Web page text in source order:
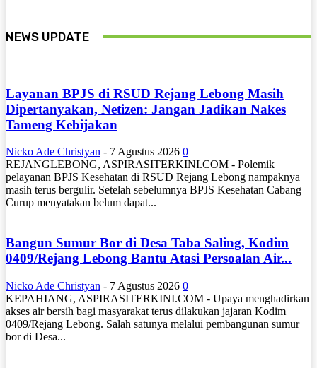
NEWS UPDATE
Layanan BPJS di RSUD Rejang Lebong Masih
Dipertanyakan, Netizen: Jangan Jadikan Nakes
Tameng Kebijakan
Nicko Ade Christyan - 7 Agustus 2026 0
REJANGLEBONG, ASPIRASITERKINI.COM - Polemik
pelayanan BPJS Kesehatan di RSUD Rejang Lebong nampaknya
masih terus bergulir. Setelah sebelumnya BPJS Kesehatan Cabang
Curup menyatakan belum dapat...
Bangun Sumur Bor di Desa Taba Saling, Kodim
0409/Rejang Lebong Bantu Atasi Persoalan Air...
Nicko Ade Christyan - 7 Agustus 2026 0
KEPAHIANG, ASPIRASITERKINI.COM - Upaya menghadirkan
akses air bersih bagi masyarakat terus dilakukan jajaran Kodim
0409/Rejang Lebong. Salah satunya melalui pembangunan sumur
bor di Desa...